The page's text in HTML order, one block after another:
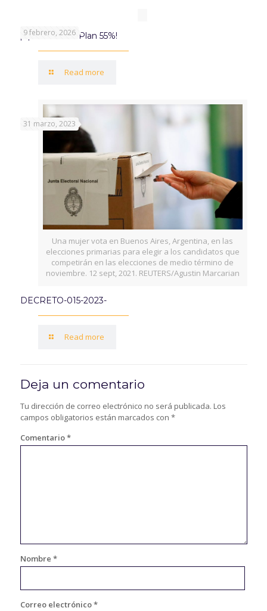
9 febrero, 2026
¡Aprovechá el Plan 55%!
Read more
Una mujer vota en Buenos Aires, Argentina, en las
elecciones primarias para elegir a los candidatos que
competirán en las elecciones de medio término de
noviembre. 12 sept, 2021. REUTERS/Agustin Marcarian
31 marzo, 2023
DECRETO-015-2023-
Read more
Deja un comentario
Tu dirección de correo electrónico no será publicada. Los
campos obligatorios están marcados con *
Comentario*
Nombre *
Correo electrónico*